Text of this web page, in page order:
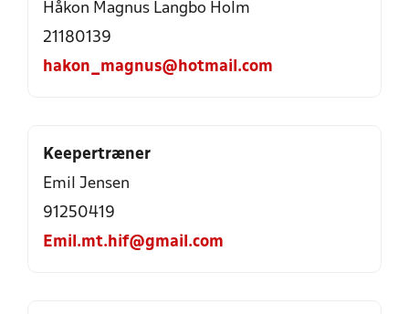
Håkon Magnus Langbo Holm
21180139
hakon_magnus@hotmail.com
Keepertræner
Emil Jensen
91250419
Emil.mt.hif@gmail.com